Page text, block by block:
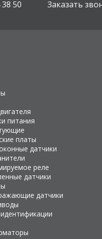
50 Заказать
питания
платы
датчики
реле
датчики
датчики